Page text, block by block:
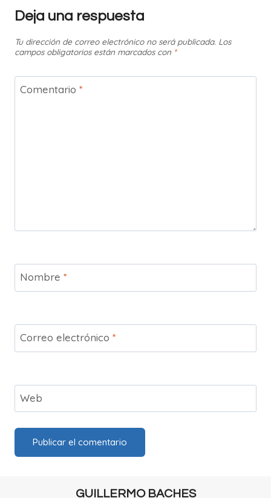
Deja una respuesta
Tu dirección de correo electrónico no será publicada. Los
campos obligatorios están marcados con *
Comentario *
Nombre *
Correo electrónico *
Web
GUILLERMO BACHES